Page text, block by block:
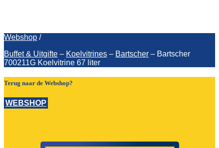
Webshop /
Buffet & Uitgifte – Koelvitrines – Bartscher – Bartscher
700211G Koelvitrine 67 liter
Terug naar de Webshop?
WEBSHOP